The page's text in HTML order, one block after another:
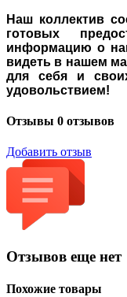
Наш коллектив
готовых
информацию о
видеть в нашем
для себя и
удовольствием!
Отзывы 0 отзывов
Добавить отзыв
Отзывов еще нет
Похожие товары